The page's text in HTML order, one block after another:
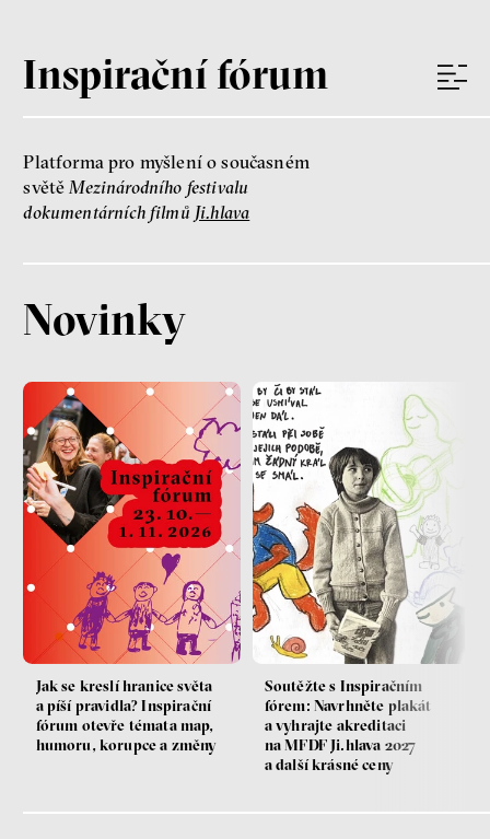
Inspirační fórum
Platforma pro myšlení o současném
světěMezinárodního festivalu
dokumentárních filmů Ji.hlava
Novinky
Jak se kreslí hranice světa
a píší pravidla? Inspirační
fórum otevře témata map,
humoru, korupce a změny
Soutěžte s Inspiračním
fórem: Navrhněte plakát
a vyhrajte akreditaci
na MFDF Ji.hlava 2027
a další krásné ceny